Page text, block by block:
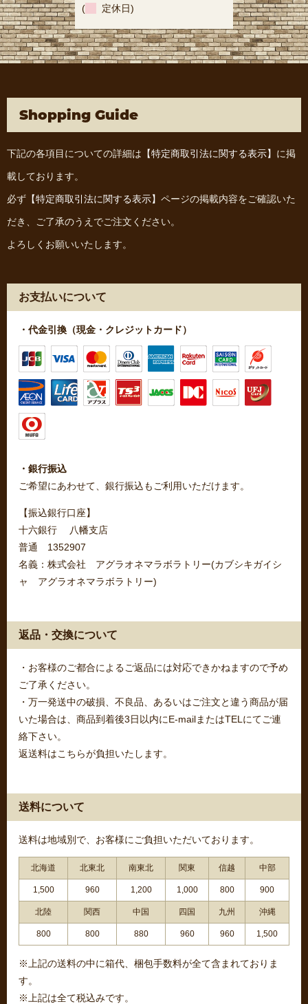
( 定休日)
Shopping Guide
下記の各項目についての詳細は 【特定商取引法に関する表示】 に掲
載しております。
必ず 【特定商取引法に関する表示】 ページの掲載内容をご確認いた
だき、ご了承のうえでご注文ください。
よろしくお願いいたします。
お支払いについて
・代金引換（現金・クレジットカード）
・銀行振込
ご希望にあわせて、銀行振込もご利用いただけます。
【振込銀行口座】
十六銀行 八幡支店
普通 1352907
名義：株式会社 アグラオネマラボラトリー(カブシキガイシ
ャ アグラオネマラボラトリー)
返品・交換について
・お客様のご都合によるご返品には対応できかねますので予め
ご了承ください。
・万一発送中の破損、不良品、あるいはご注文と違う商品が届
いた場合は、商品到着後3日以内にE-mailまたはTELにてご連
絡下さい。
返送料はこちらが負担いたします。
送料について
送料は地域別で、お客様にご負担いただいております。
北海道 北東北 南東北 関東 信越 中部
1,500 960 1,200 1,000 800 900
北陸 関西 中国 四国 九州 沖縄
800 800 880 960 960 1,500
※上記の送料の中に箱代、梱包手数料が全て含まれておりま
す。
※上記は全て税込みです。